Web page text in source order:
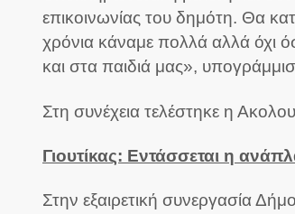
επικοινωνίας του δημότη. Θα
χρόνια κάναμε πολλά αλλά όχι
και στα παιδιά μας»,
Στη συνέχεια τελέστηκε η
Γιουτίκας: Εντάσσεται η
Στην εξαιρετική συνεργασία